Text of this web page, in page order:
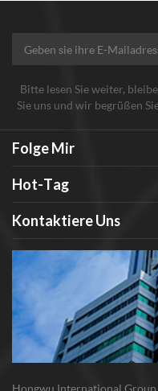
Bitte lesen Sie weiter,
Sie uns und wir begrüßen
Folge Mir
Hot-Tag
Kontaktiere Uns
Hongwu International